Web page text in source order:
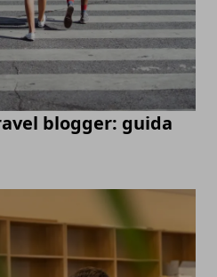
blogger: guida